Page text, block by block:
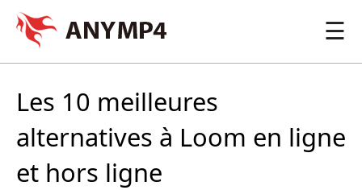
☰
Les 10 meilleures
alternatives à Loom en ligne
et hors ligne